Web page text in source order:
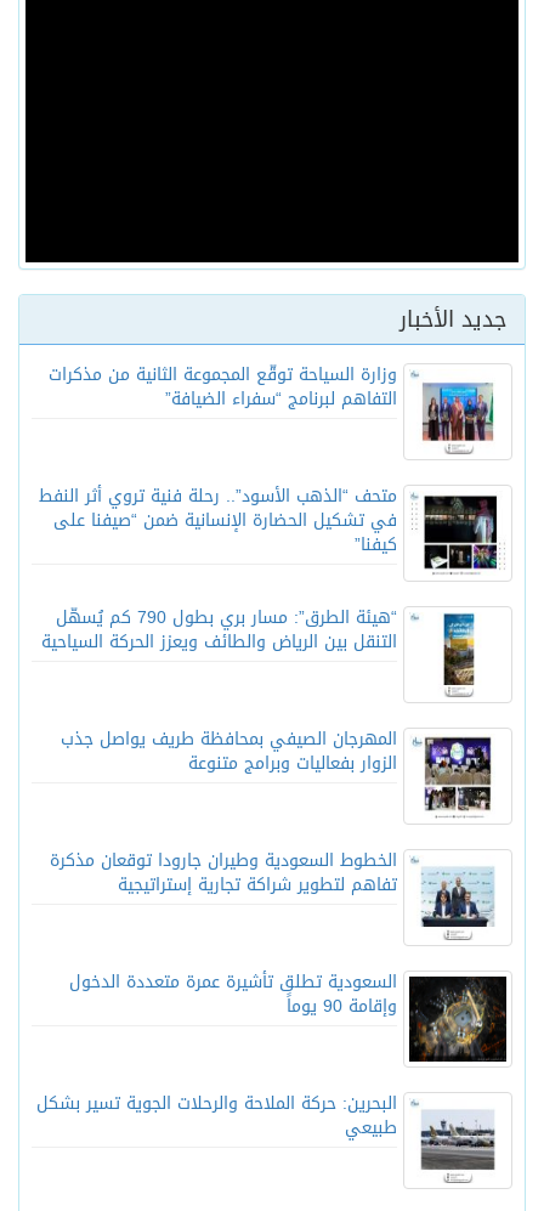
جديد الأخبار
وزارة السياحة توقّع المجموعة الثانية من مذكرات
التفاهم لبرنامج “سفراء الضيافة”
متحف “الذهب الأسود”.. رحلة فنية تروي أثر النفط
في تشكيل الحضارة الإنسانية ضمن “صيفنا على
كيفنا”
“هيئة الطرق”: مسار بري بطول 790 كم يُسهّل
التنقل بين الرياض والطائف ويعزز الحركة السياحية
المهرجان الصيفي بمحافظة طريف يواصل جذب
الزوار بفعاليات وبرامج متنوعة
الخطوط السعودية وطيران جارودا توقعان مذكرة
تفاهم لتطوير شراكة تجارية إستراتيجية
السعودية تطلق تأشيرة عمرة متعددة الدخول
وإقامة 90 يوماً
البحرين: حركة الملاحة والرحلات الجوية تسير بشكل
طبيعي